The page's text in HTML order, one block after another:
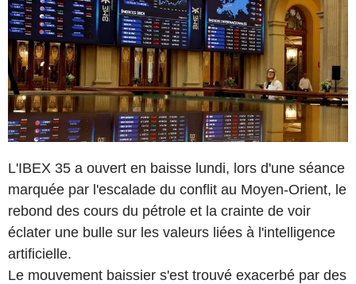
L'IBEX 35 a ouvert en baisse lundi, lors d'une séance
marquée par l'escalade du conflit au Moyen-Orient, le
rebond des cours du pétrole et la crainte de voir
éclater une bulle sur les valeurs liées à l'intelligence
artificielle.
Le mouvement baissier s'est trouvé exacerbé par des